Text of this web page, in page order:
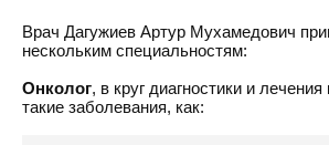
Врач Дагужиев Артур Мухамедович
нескольким специальностям:
Онколог, в круг диагностики и
такие заболевания, как: